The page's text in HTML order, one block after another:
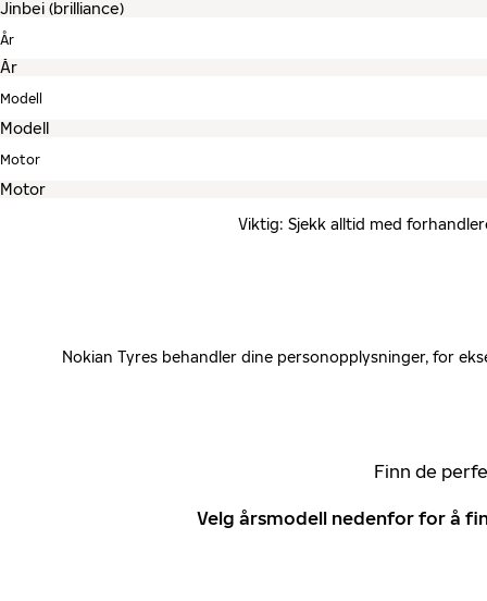
År
Modell
Motor
Viktig: Sjekk alltid med
Nokian Tyres behandler dine personopplysninger, for
Finn de
Velg årsmodell nedenfor for å